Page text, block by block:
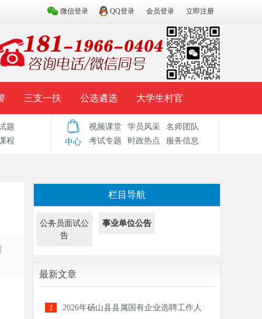
微信登录 QQ登录 会员登录 立即注册
三支一扶 公选遴选 大学生村官
题库 辅导资料 历年真题 模拟试题
题
程
中心
视频课堂 学员风采
名师团队
考试专题
时政热点 服务信息
栏目导航
公务员面试公
告
事业单位公告
最新文章
1
2026年砀山县县属国有企业选聘工作人